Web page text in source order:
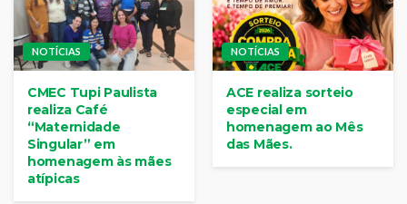
NOTÍCIAS
CMEC Tupi Paulista
realiza Café
“Maternidade
Singular” em
homenagem às mães
atípicas
NOTÍCIAS
ACE realiza sorteio
especial em
homenagem ao Mês
das Mães.